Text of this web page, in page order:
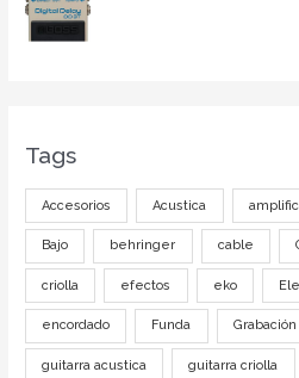
Tags
Accesorios Acustica
Bajo behringer cable
criolla efectos eko
encordado Funda
guitarra acustica guitarra criolla